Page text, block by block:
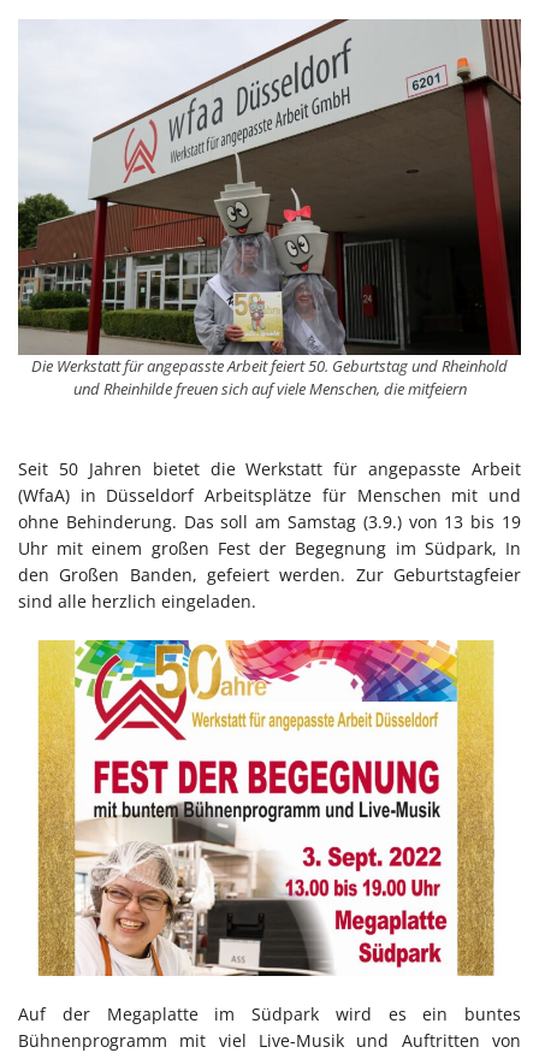
Die Werkstatt für angepasste Arbeit feiert 50. Geburtstag und Rheinhold
und Rheinhilde freuen sich auf viele Menschen, die mitfeiern
Seit 50 Jahren bietet die Werkstatt für angepasste Arbeit
(WfaA) in Düsseldorf Arbeitsplätze für Menschen mit und
ohne Behinderung. Das soll am Samstag (3.9.) von 13 bis 19
Uhr mit einem großen Fest der Begegnung im Südpark, In
den Großen Banden, gefeiert werden. Zur Geburtstagfeier
sind alle herzlich eingeladen.
Auf der Megaplatte im Südpark wird es ein buntes
Bühnenprogramm mit viel Live-Musik und Auftritten von